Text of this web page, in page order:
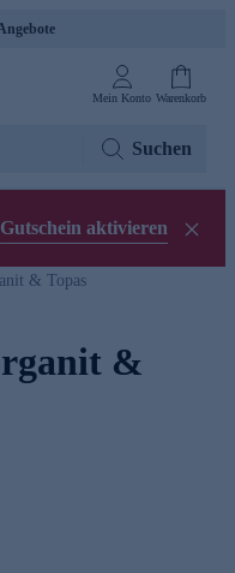
Mein Konto Warenkorb
Suchen
Gutschein aktivieren
& Topas
&